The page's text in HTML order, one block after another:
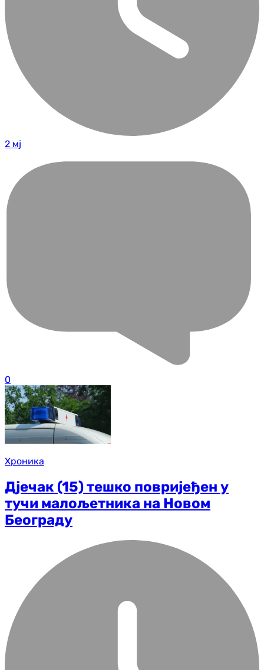
2 мј
0
Хроника
Дјечак (15) тешко повријеђен у
тучи малољетника на Новом
Београду